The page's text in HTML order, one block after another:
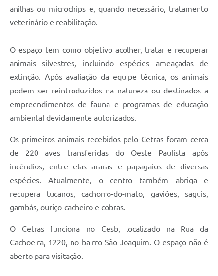
anilhas ou microchips e, quando necessário, tratamento
veterinário e reabilitação.
O espaço tem como objetivo acolher, tratar e recuperar
animais silvestres, incluindo espécies ameaçadas de
extinção. Após avaliação da equipe técnica, os animais
podem ser reintroduzidos na natureza ou destinados a
empreendimentos de fauna e programas de educação
ambiental devidamente autorizados.
Os primeiros animais recebidos pelo Cetras foram cerca
de 220 aves transferidas do Oeste Paulista após
incêndios, entre elas araras e papagaios de diversas
espécies. Atualmente, o centro também abriga e
recupera tucanos, cachorro-do-mato, gaviões, saguis,
gambás, ouriço-cacheiro e cobras.
O Cetras funciona no Cesb, localizado na Rua da
Cachoeira, 1220, no bairro São Joaquim. O espaço não é
aberto para visitação.